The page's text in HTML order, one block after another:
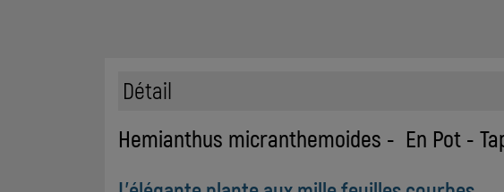
Détail
Hemianthus micranthemoides - En Pot -